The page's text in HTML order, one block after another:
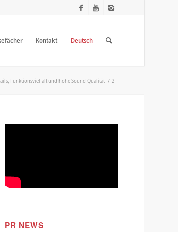
Kontakt Deutsch
Funktionsvielfalt und hohe Sound-Qualität / 2
PR NEWS